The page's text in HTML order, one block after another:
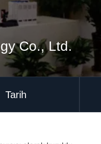
Co., Ltd.
Tarih